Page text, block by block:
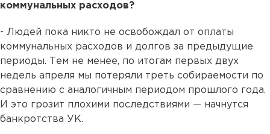
коммунальных расходов?
- Людей пока никто не освобождал от оплаты
коммунальных расходов и долгов за предыдущие
периоды. Тем не менее, по итогам первых двух
недель апреля мы потеряли треть собираемости по
сравнению с аналогичным периодом прошлого года.
И это грозит плохими последствиями — начнутся
банкротства УК.